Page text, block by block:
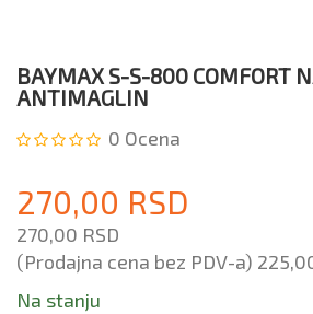
BAYMAX S-S-800 COMFORT
ANTIMAGLIN
0 Ocena
270,00 RSD
270,00 RSD
(Prodajna cena bez PDV-a)
Na stanju